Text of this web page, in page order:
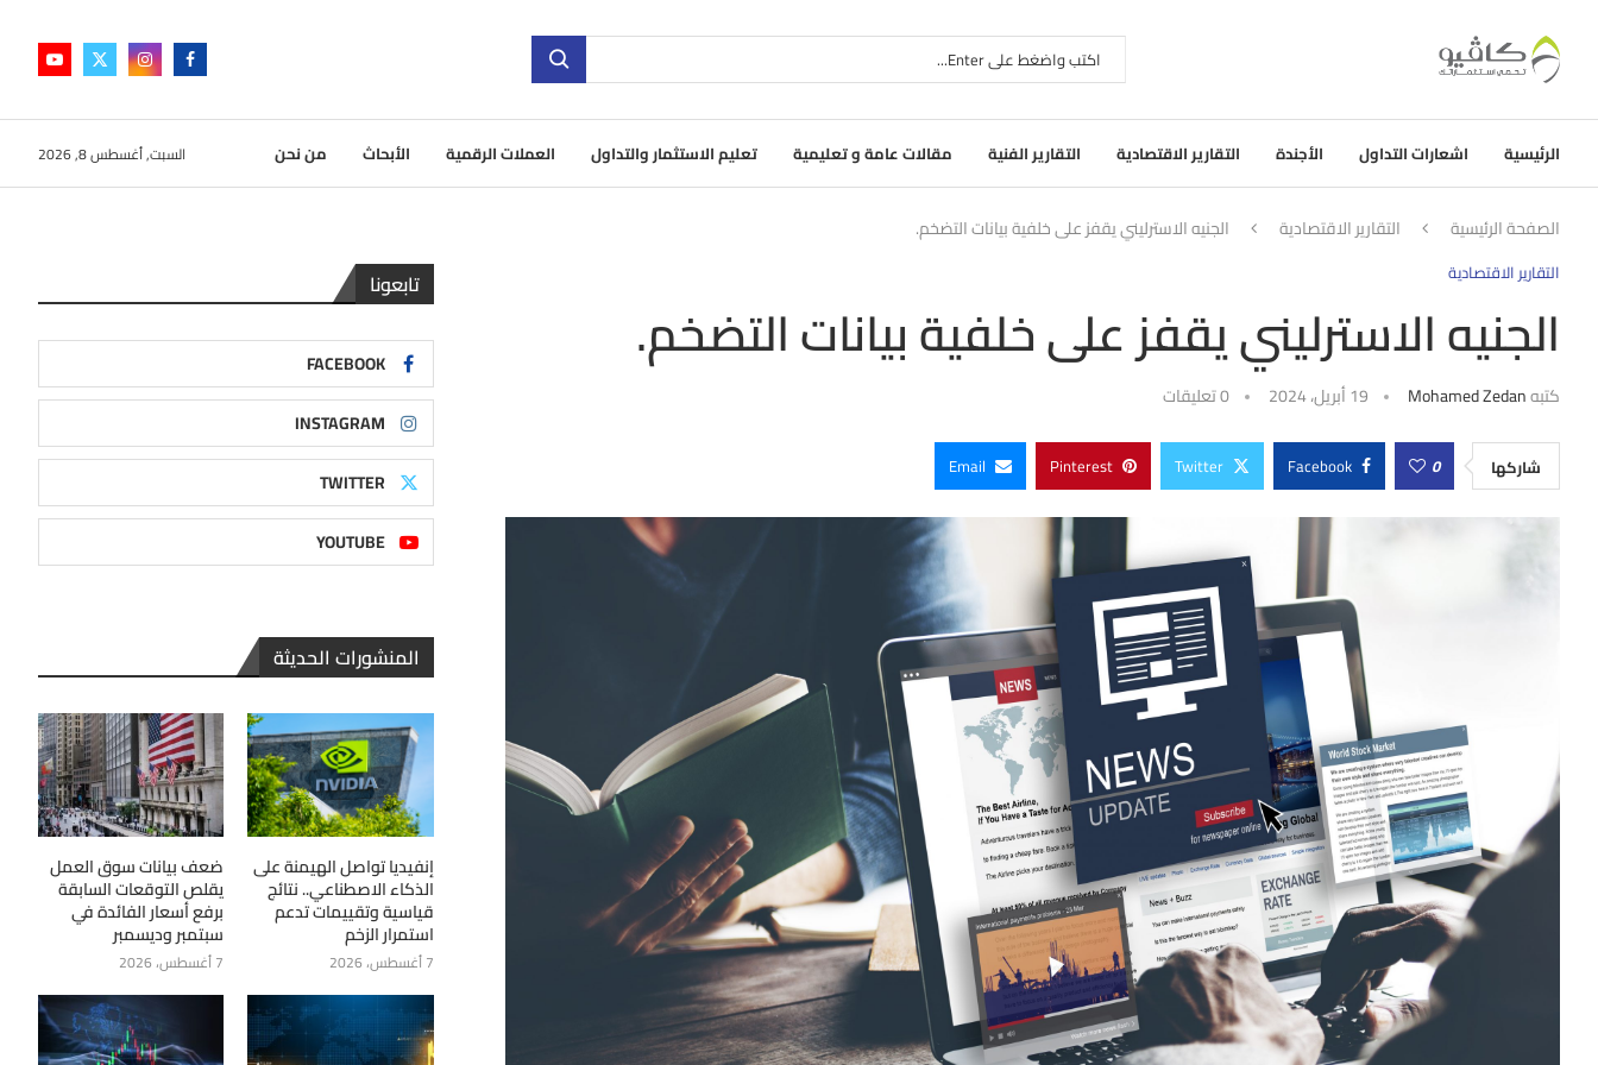
الرئيسية اشعارات التداول الأجندة التقارير الاقتصادية التقارير الفنية مقالات عامة و تعليمية تعليم الاستثمار والتداول العملات الرقمية الأبحاث من نحن السبت, أغسطس 8, 2026
الصفحة الرئيسية التقارير الاقتصادية الجنيه الاسترليني يقفز على خلفية بيانات التضخم.
التقارير الاقتصادية
الجنيه الاسترليني يقفز على خلفية بيانات التضخم.
كتبهMohamed Zedan 19 أبريل، 2024 0 تعليقات
شاركها 0
Facebook
Twitter
Pinterest
Email
تابعونا
FACEBOOK
INSTAGRAM
TWITTER
YOUTUBE
المنشورات الحديثة
إنفيديا تواصل الهيمنة على
الذكاء الاصطناعي.. نتائج
قياسية وتقييمات تدعم
استمرار الزخم
7 أغسطس، 2026
ضعف بيانات سوق العمل
يقلص التوقعات السابقة
برفع أسعار الفائدة في
سبتمبر وديسمبر
7 أغسطس، 2026